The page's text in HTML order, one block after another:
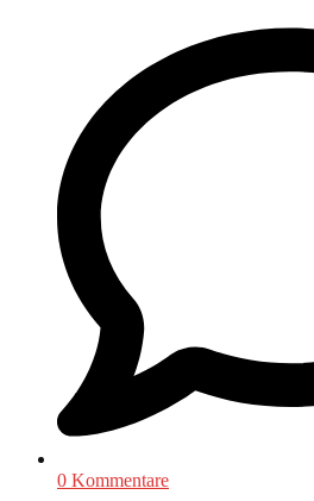
0 Kommentare